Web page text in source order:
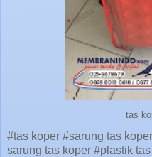
tas
#tas koper #sarung tas
sarung tas koper #plastik